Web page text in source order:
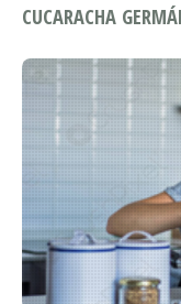
CUCARACHA